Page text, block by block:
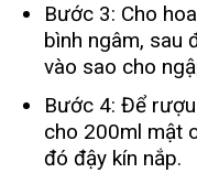
Bước 3: Cho
bình ngâm, sau
vào sao cho
Bước 4: Để
cho 200ml mật
đó đậy kín nắp.